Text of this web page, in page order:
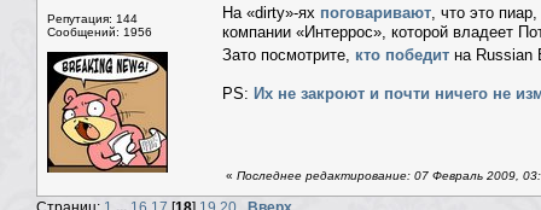
Репутация: 144
Сообщений: 1956
На «dirty»-ях поговаривают, что это
компании «Интеррос», которой владеет
Зато посмотрите, кто победит на Russian
PS: Их не закроют и почти ничего не
« Последнее редактирование: 07 Февраль 2009,